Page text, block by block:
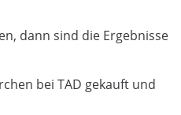
dann sind die Ergebnisse
bei TAD gekauft und